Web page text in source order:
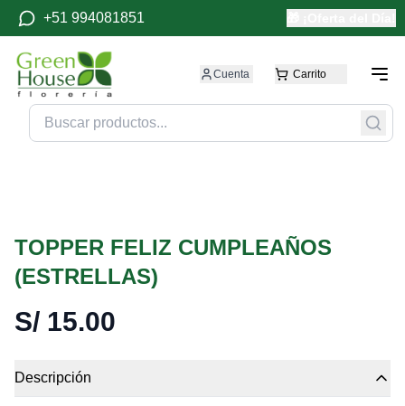
+51 994081851
Cuenta Carrito
TOPPER FELIZ CUMPLEAÑOS
(ESTRELLAS)
S/ 15.00
Descripción